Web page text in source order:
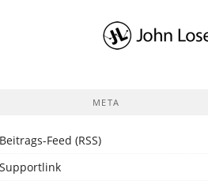
META
Beitrags-Feed (RSS)
Supportlink